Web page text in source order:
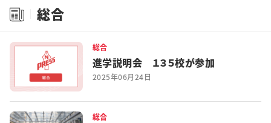
トップ
総合
学部・大学院
総合
総合
進学説明会 １３５校が参加
2025年06月24日
総合